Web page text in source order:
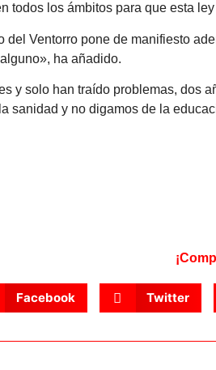
todos los ámbitos para que esta
del Ventorro pone de manifiesto
ha añadido.
y solo han traído problemas, dos
sanidad y no digamos de la
Facebook Twitter